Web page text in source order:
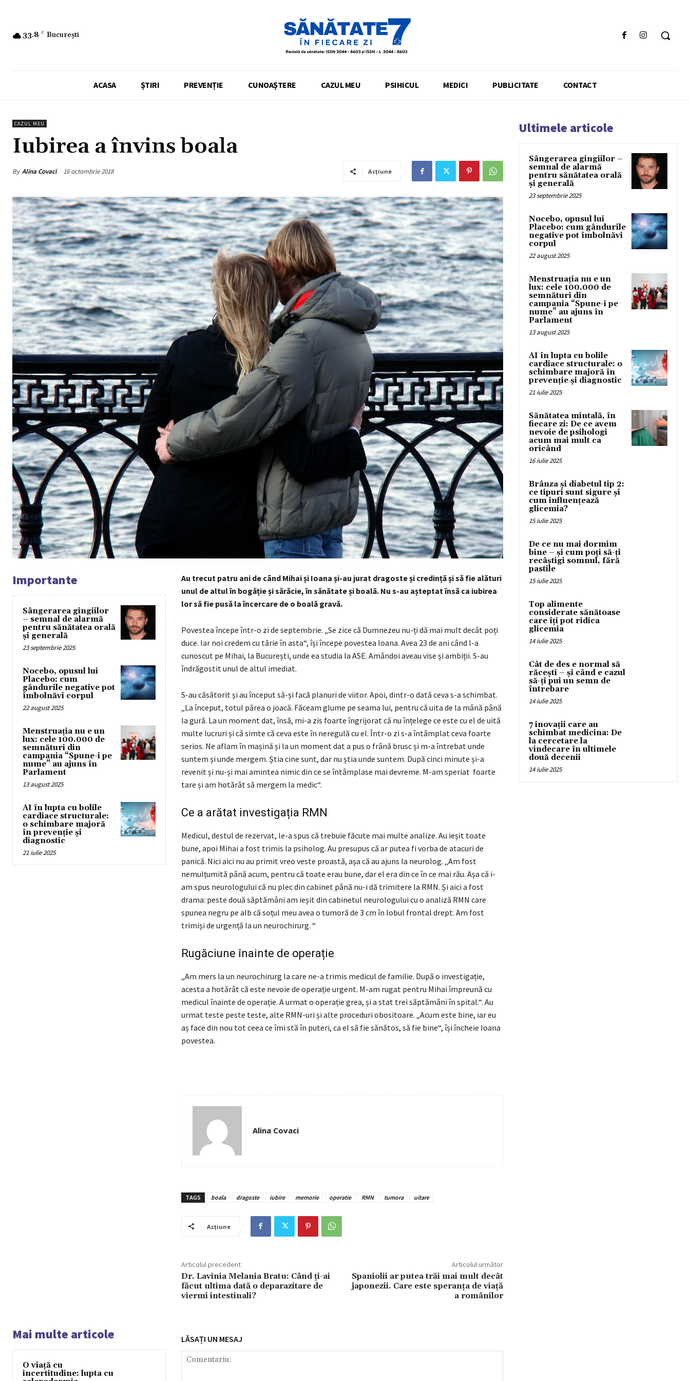
33.8 C București
ACASA ȘTIRI PREVENȚIE CUNOAȘTERE CAZUL MEU PSIHICUL MEDICI PUBLICITATE CONTACT
CAZUL MEU
Iubirea a învins boala
By Alina Covaci 16 octombrie 2018 Acțiune
Importante
Sângerarea gingiilor
– semnal de alarmă
pentru sănătatea orală
și generală
23 septembrie 2025
Nocebo, opusul lui
Placebo: cum
gândurile negative pot
îmbolnăvi corpul
22 august 2025
Menstruația nu e un
lux: cele 100.000 de
semnături din
campania “Spune-i pe
nume” au ajuns în
Parlament
13 august 2025
AI în lupta cu bolile
cardiace structurale:
o schimbare majoră
în prevenție și
diagnostic
21 iulie 2025
Au trecut patru ani de când Mihai și Ioana și-au jurat dragoste și credință și să fie alături
unul de altul în bogăție și sărăcie, în sănătate și boală. Nu s-au așteptat însă ca iubirea
lor să fie pusă la încercare de o boală gravă.
Povestea începe într-o zi de septembrie. „Se zice că Dumnezeu nu-ți dă mai mult decât poți
duce. Iar noi credem cu tărie în asta“, își începe povestea Ioana. Avea 23 de ani când l-a
cunoscut pe Mihai, la București, unde ea studia la ASE. Amândoi aveau vise și ambiții. S-au
îndrăgostit unul de altul imediat.
S-au căsătorit și au început să-și facă planuri de viitor. Apoi, dintr-o dată ceva s-a schimbat.
„La început, totul părea o joacă. Făceam glume pe seama lui, pentru că uita de la mână până
la gură. La un moment dat, însă, mi-a zis foarte îngrijorat că nu înțelege ce este cu el de uită
multe lucruri și că simte că ceva este în neregulă cu el. Într-o zi s-a întâmplat ceva foarte
serios. Ne aflam în mașină și la un moment dat a pus o frână brusc și m-a întrebat unde
suntem și unde mergem. Știa cine sunt, dar nu știa unde suntem. După cinci minute și-a
revenit și nu-și mai amintea nimic din ce se întâmplase mai devreme. M-am speriat foarte
tare și am hotărât să mergem la medic“.
Ce a arătat investigația RMN
Medicul, destul de rezervat, le-a spus că trebuie făcute mai multe analize. Au ieșit toate
bune, apoi Mihai a fost trimis la psiholog. Au presupus că ar putea fi vorba de atacuri de
panică. Nici aici nu au primit vreo veste proastă, așa că au ajuns la neurolog. „Am fost
nemulțumită până acum, pentru că toate erau bune, dar el era din ce în ce mai rău. Așa că i-
am spus neurologului că nu plec din cabinet până nu-i dă trimitere la RMN. Și aici a fost
drama: peste două săptămâni am ieșit din cabinetul neurologului cu o analiză RMN care
spunea negru pe alb că soțul meu avea o tumoră de 3 cm în lobul frontal drept. Am fost
trimiși de urgență la un neurochirurg. “
Rugăciune înainte de operație
„Am mers la un neurochirurg la care ne-a trimis medicul de familie. După o investigație,
acesta a hotărât că este nevoie de operație urgent. M-am rugat pentru Mihai împreună cu
medicul înainte de operație. A urmat o operație grea, și a stat trei săptămâni în spital.“. Au
urmat teste peste teste, alte RMN-uri și alte proceduri obositoare. „Acum este bine, iar eu
aș face din nou tot ceea ce îmi stă în puteri, ca el să fie sănătos, să fie bine“, își încheie Ioana
povestea.
Alina Covaci
TAGS boala dragoste iubire memorie operatie RMN tumora uitare
Acțiune
Articolul precedent
Dr. Lavinia Melania Bratu: Când ți-ai
făcut ultima dată o deparazitare de
viermi intestinali?
Articolul următor
Spaniolii ar putea trăi mai mult decât
japonezii. Care este speranța de viață
a românilor
Mai multe articole
O viață cu
incertitudine: lupta cu
LĂSAȚI UN MESAJ
Ultimele articole
Sângerarea gingiilor –
semnal de alarmă
pentru sănătatea orală
și generală
23 septembrie 2025
Nocebo, opusul lui
Placebo: cum gândurile
negative pot îmbolnăvi
corpul
22 august 2025
Menstruația nu e un
lux: cele 100.000 de
semnături din
campania “Spune-i pe
nume” au ajuns în
Parlament
13 august 2025
AI în lupta cu bolile
cardiace structurale: o
schimbare majoră în
prevenție și diagnostic
21 iulie 2025
Sănătatea mintală, în
fiecare zi: De ce avem
nevoie de psihologi
acum mai mult ca
oricând
16 iulie 2025
Brânza și diabetul tip 2:
ce tipuri sunt sigure și
cum influențează
glicemia?
15 iulie 2025
De ce nu mai dormim
bine – și cum poți să-ți
recâștigi somnul, fără
pastile
15 iulie 2025
Top alimente
considerate sănătoase
care îți pot ridica
glicemia
14 iulie 2025
Cât de des e normal să
răcești – și când e cazul
să-ți pui un semn de
întrebare
14 iulie 2025
7 inovații care au
schimbat medicina: De
la cercetare la
vindecare în ultimele
două decenii
14 iulie 2025